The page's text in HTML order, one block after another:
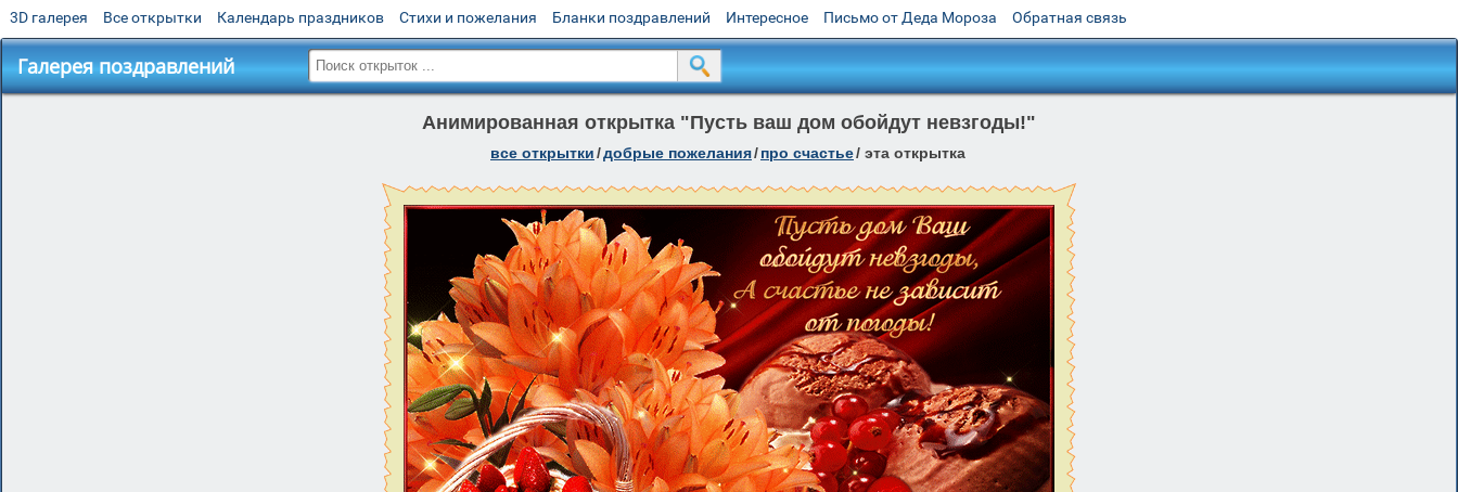
3D галерея Все открытки Календарь праздников Стихи и пожелания Бланки поздравлений Интересное Письмо от Деда Мороза Обратная связь
Галерея поздравлений
Анимированная открытка "Пусть ваш дом обойдут невзгоды!"
все открытки/добрые пожелания/про счастье/ эта открытка